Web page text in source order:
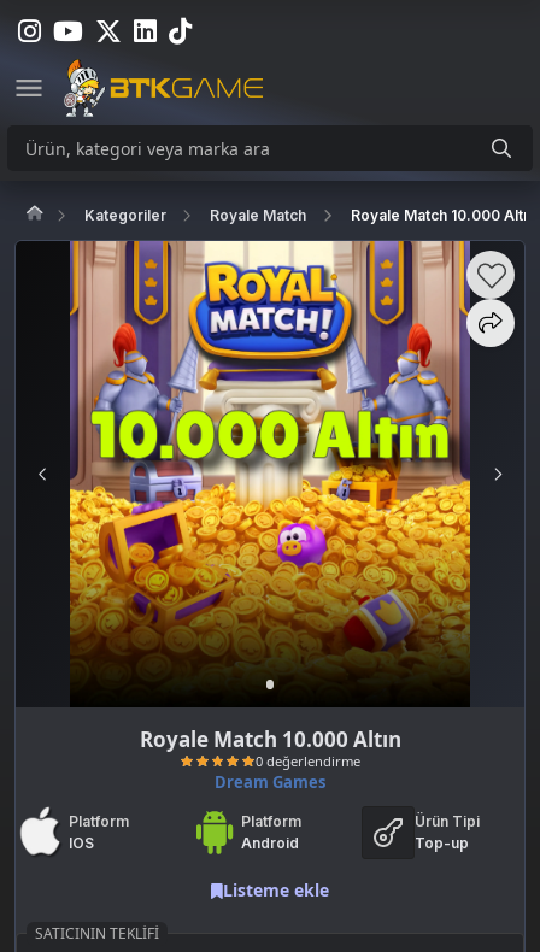
Kategoriler Royale Match Royale Match 10.000 Altın
Royale Match 10.000 Altın
Dream Games
Platform
IOS
Platform
Android
Ürün Tipi
Top-up
Listeme ekle
SATICININ TEKLIFI